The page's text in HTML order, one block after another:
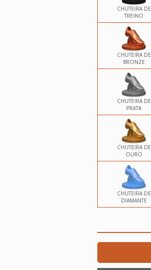
CHUTEIRA DE
TREINO
CHUTEIRA DE
BRONZE
CHUTEIRA DE
PRATA
CHUTEIRA DE
OURO
CHUTEIRA DE
DIAMANTE